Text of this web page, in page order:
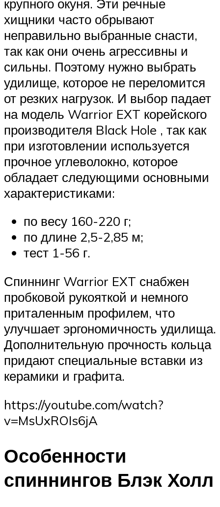
крупного окуня. Эти речные
хищники часто обрывают
неправильно выбранные снасти,
так как они очень агрессивны и
сильны. Поэтому нужно выбрать
удилище, которое не переломится
от резких нагрузок. И выбор падает
на модель Warrior EXT корейского
производителя Black Hole , так как
при изготовлении используется
прочное углеволокно, которое
обладает следующими основными
характеристиками:
по весу 160-220 г;
по длине 2,5-2,85 м;
тест 1-56 г.
Спиннинг Warrior EXT снабжен
пробковой рукояткой и немного
приталенным профилем, что
улучшает эргономичность удилища.
Дополнительную прочность кольца
придают специальные вставки из
керамики и графита.
https://youtube.com/watch?
v=MsUxROIs6jA
Особенности
спиннингов Блэк Холл